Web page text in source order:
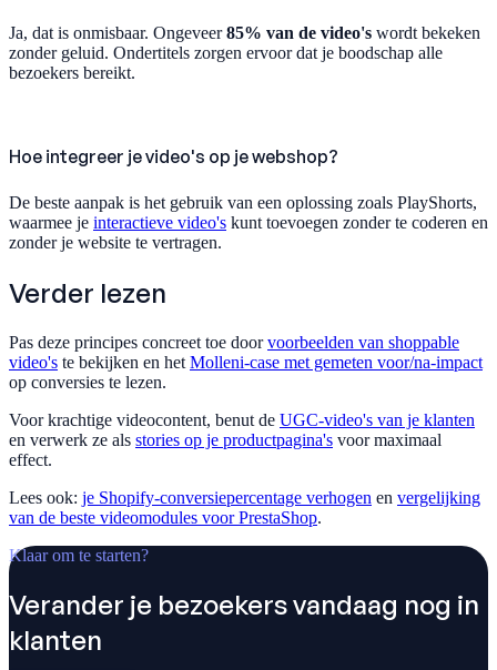
Ja, dat is onmisbaar. Ongeveer85% van de video's wordt bekeken
zonder geluid. Ondertitels zorgen ervoor dat je boodschap alle
bezoekers bereikt.
Hoe integreer je video's op je webshop?
De beste aanpak is het gebruik van een oplossing zoals PlayShorts,
waarmee je interactieve video's kunt toevoegen zonder te coderen en
zonder je website te vertragen.
Verder lezen
Pas deze principes concreet toe doorvoorbeelden van shoppable
video's te bekijken en het Molleni-case met gemeten voor/na-impact
op conversies te lezen.
Voor krachtige videocontent, benut de UGC-video's van je klanten
en verwerk ze als stories op je productpagina's voor maximaal
effect.
Lees ook: je Shopify-conversiepercentage verhogen en vergelijking
van de beste videomodules voor PrestaShop.
Klaar om te starten?
Verander je bezoekers vandaag nog in
klanten